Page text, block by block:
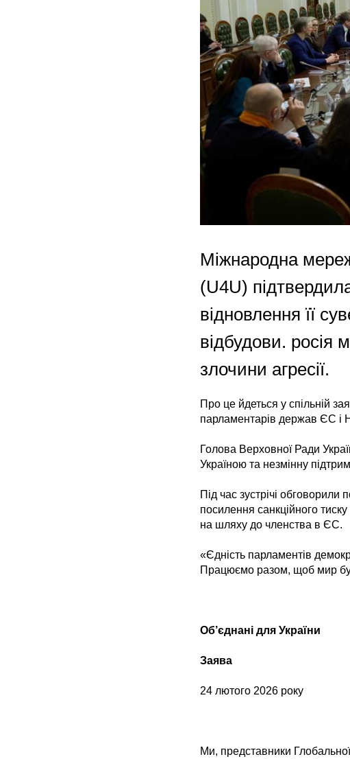
Міжнародна
(U4U)
відновлення її
відбудови. росія
злочини агресії.
Про це йдеться у спільній
парламентарів держав ЄС і
Голова Верховної Ради
Україною та незмінну
Під час зустрічі
посилення санкційного
на шляху до членства в ЄС.
«Єдність парламентів
Працюємо разом, щоб мир
Об’єднані для України
Заява
24 лютого 2026 року
Ми, представники